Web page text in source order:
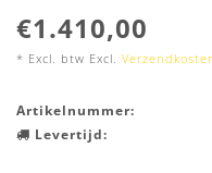
€1.410,00
* Excl. btw Excl.
Artikelnummer:
Levertijd: